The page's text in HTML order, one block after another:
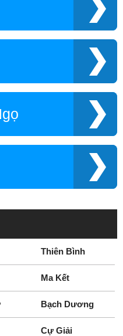
Thiên Bình
Ma Kết
Bạch Dương
Cự Giải